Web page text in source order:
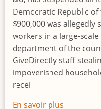
Democratic Republic
$900,000 was
workers in a large-
department of the
GiveDirectly staff
impoverished
recei
En savoir plus